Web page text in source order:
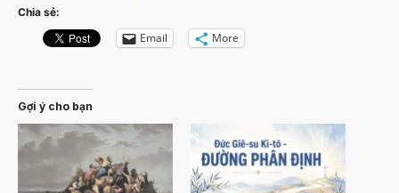
Chia sẻ:
Email More
Gợi ý cho bạn